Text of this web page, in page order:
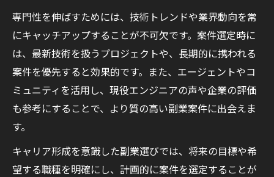
専門性を伸ばすためには、技術トレンドや業界動向を常
にキャッチアップすることが不可欠です。案件選定時に
は、最新技術を扱うプロジェクトや、長期的に携われる
案件を優先すると効果的です。また、エージェントやコ
ミュニティを活用し、現役エンジニアの声や企業の評価
も参考にすることで、より質の高い副業案件に出会えま
す。
キャリア形成を意識した副業選びでは、将来の目標や希
望する職種を明確にし、計画的に案件を選定することが